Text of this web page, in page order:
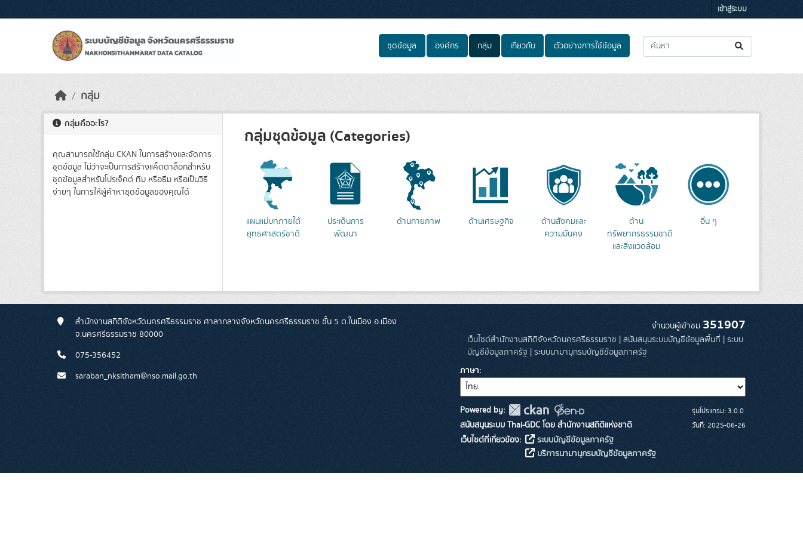
เข้าสู่ระบบ
ชุดข้อมูล องค์กร กลุ่ม เกี่ยวกับ ตัวอย่างการใช้ข้อมูล
กลุ่ม
กลุ่มคืออะไร?
คุณสามารถใช้กลุ่ม CKAN ในการสร้างและจัดการ
ชุดข้อมูล ไม่ว่าจะเป็นการสร้างแค็ตตาล็อกสำหรับ
ชุดข้อมูลสำหรับโปรเจ็คต์ ทีม หรือธีม หรือเป็นวิธี
ง่ายๆ ในการให้ผู้ค้าหาชุดข้อมูลของคุณได้
กลุ่มชุดข้อมูล (Categories)
แผนแม่บทภายใต้
ยุทธศาสตร์ชาติ
ประเด็นการ
พัฒนา
ด้านกายภาพ ด้านเศรษฐกิจ
ด้านสังคมและ
ความมั่นคง
ด้าน
ทรัพยากรธรรมชาติ
และสิ่งแวดล้อม
อื่น ๆ
สำนักงานสถิติจังหวัดนครศรีธรรมราช ศาลากลางจังหวัดนครศรีธรรมราช ชั้น 5 ต.ในเมือง อ.เมือง
จ.นครศรีธรรมราช 80000
075-356452
saraban_nksitham@nso.mail.go.th
จำนวนผู้เข้าชม 351907
เว็บไซต์สำนักงานสถิติจังหวัดนครศรีธรรมราช | สนับสนุนระบบบัญชีข้อมูลพื้นที่ | ระบบ
บัญชีข้อมูลภาครัฐ | ระบบนามานุกรมบัญชีข้อมูลภาครัฐ
ภาษา
Powered by:
สนับสนุนระบบ Thai-GDC โดย สำนักงานสถิติแห่งชาติ
เว็บไซต์ที่เกี่ยวข้อง:
ระบบบัญชีข้อมูลภาครัฐ
บริการนามานุกรมบัญชีข้อมูลภาครัฐ
รุ่นโปรแกรม: 3.0.0
วันที่: 2025-06-26